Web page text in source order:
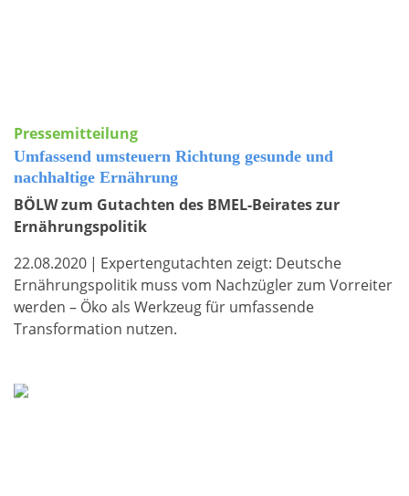
Pressemitteilung
Umfassend umsteuern Richtung gesunde und
nachhaltige Ernährung
BÖLW zum Gutachten des BMEL-Beirates zur
Ernährungspolitik
22.08.2020 | Expertengutachten zeigt: Deutsche
Ernährungspolitik muss vom Nachzügler zum Vorreiter
werden – Öko als Werkzeug für umfassende
Transformation nutzen.